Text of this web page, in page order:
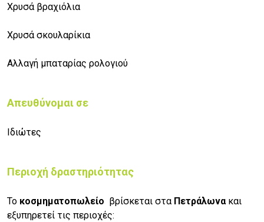
Χρυσά βραχιόλια
Χρυσά σκουλαρίκια
Αλλαγή μπαταρίας ρολογιού
Απευθύνομαι σε
Ιδιώτες
Περιοχή δραστηριότητας
Το κοσμηματοπωλείο βρίσκεται στα Πετράλωνα και
εξυπηρετεί τις περιοχές: